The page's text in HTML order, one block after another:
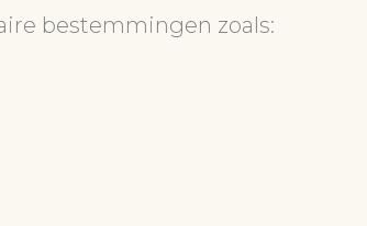
bestemmingen zoals: